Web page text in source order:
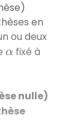
en
ou deux
α fixé à
nulle)